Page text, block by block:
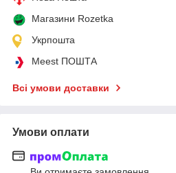
Магазини Rozetka
Укрпошта
Meest ПОШТА
Всі умови доставки
Умови оплати